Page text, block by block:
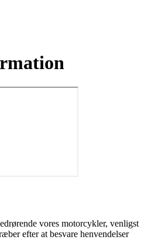
vores motorcykler, venligst
efter at besvare henvendelser